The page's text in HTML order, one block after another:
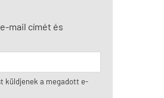
mail címét és
küldjenek a megadott e-